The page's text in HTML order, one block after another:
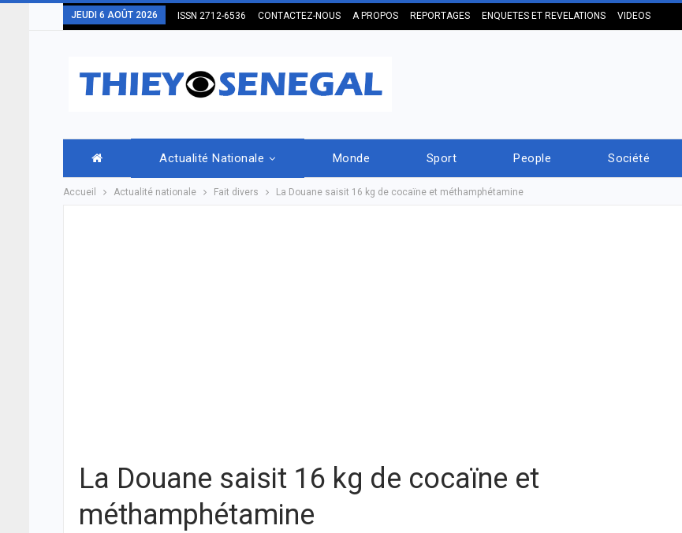
JEUDI 6 AOÛT 2026 ISSN 2712-6536 CONTACTEZ-NOUS A PROPOS REPORTAGES ENQUETES ET REVELATIONS VIDEOS
Actualité Nationale Monde Sport People Société
Accueil Actualité nationale Fait divers La Douane saisit 16 kg de cocaïne et méthamphétamine
La Douane saisit 16 kg de cocaïne et
méthamphétamine